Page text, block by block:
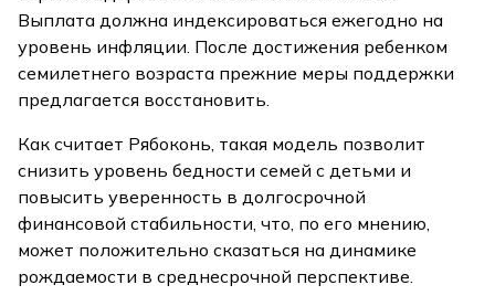
Выплата должна индексироваться ежегодно на
уровень инфляции. После достижения ребенком
семилетнего возраста прежние меры поддержки
предлагается восстановить.
Как считает Рябоконь, такая модель позволит
снизить уровень бедности семей с детьми и
повысить уверенность в долгосрочной
финансовой стабильности, что, по его мнению,
может положительно сказаться на динамике
рождаемости в среднесрочной перспективе.